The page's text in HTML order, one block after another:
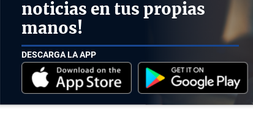
noticias en tus propias
manos!
DESCARGA LA APP